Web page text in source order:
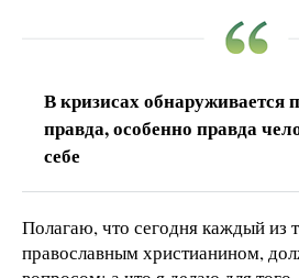
В кризисах обнаруживается
правда, особенно правда
себе
Полагаю, что сегодня каждый из
православным христианином,